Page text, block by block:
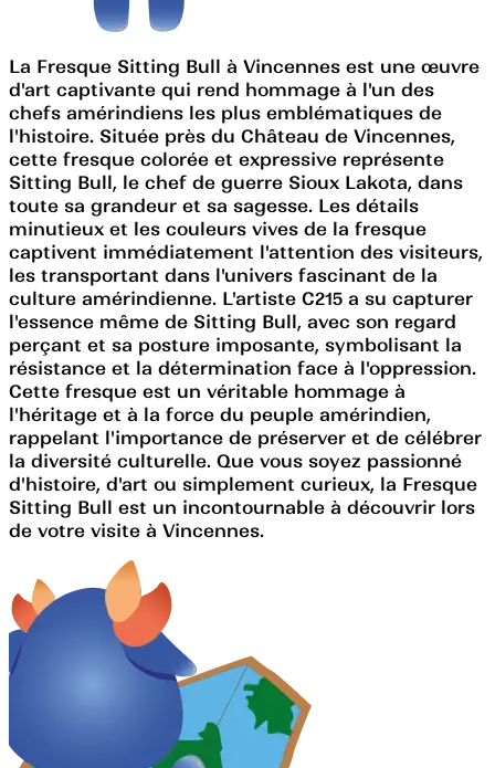
La Fresque Sitting Bull à Vincennes est une œuvre
d'art captivante qui rend hommage à l'un des
chefs amérindiens les plus emblématiques de
l'histoire. Située près du Château de Vincennes,
cette fresque colorée et expressive représente
Sitting Bull, le chef de guerre Sioux Lakota, dans
toute sa grandeur et sa sagesse. Les détails
minutieux et les couleurs vives de la fresque
captivent immédiatement l'attention des visiteurs,
les transportant dans l'univers fascinant de la
culture amérindienne. L'artiste C215 a su capturer
l'essence même de Sitting Bull, avec son regard
perçant et sa posture imposante, symbolisant la
résistance et la détermination face à l'oppression.
Cette fresque est un véritable hommage à
l'héritage et à la force du peuple amérindien,
rappelant l'importance de préserver et de célébrer
la diversité culturelle. Que vous soyez passionné
d'histoire, d'art ou simplement curieux, la Fresque
Sitting Bull est un incontournable à découvrir lors
de votre visite à Vincennes.